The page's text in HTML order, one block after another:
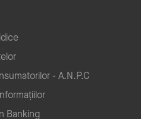
- A.N.P.C
Banking